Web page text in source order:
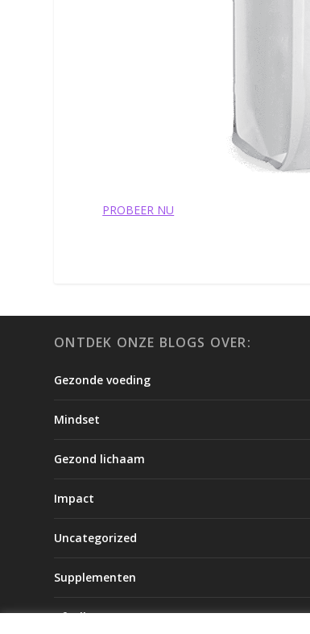
PROBEER NU
ONTDEK ONZE BLOGS OVER:
Gezonde voeding
Mindset
Gezond lichaam
Impact
Uncategorized
Supplementen
Afvallen